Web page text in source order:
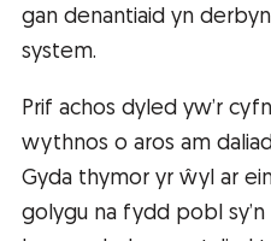
gan denantiaid yn
system.
Prif achos dyled yw’r
wythnos o aros am
Gyda thymor yr ŵyl ar
golygu na fydd pobl